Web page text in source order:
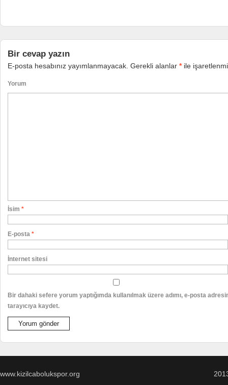
Bir cevap yazın
E-posta hesabınız yayımlanmayacak. Gerekli alanlar *ile
Yorum
İsim *
E-posta *
İnternet sitesi
Bir dahaki sefere yorum yaptığımda kullanılmak üzere adımı, e-posta
tarayıcıya kaydet.
www.kizilcabolukspor.org